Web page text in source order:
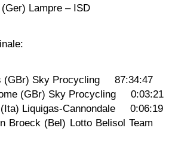
Lampre – ISD
Sky Procycling 87:34:47
(GBr) Sky Procycling 0:03:21
Liquigas-Cannondale 0:06:19
(Bel) Lotto Belisol Team